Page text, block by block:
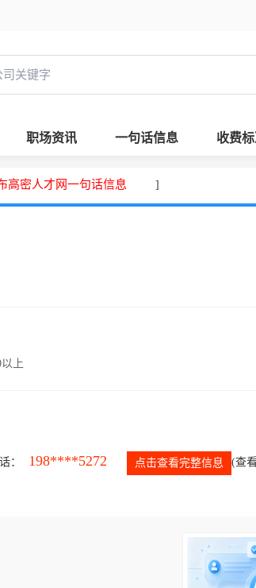
职场资讯 一句话信息 收费
高密人才网一句话信息 ]
上
： 198****5272 点击查看完整信息 (查